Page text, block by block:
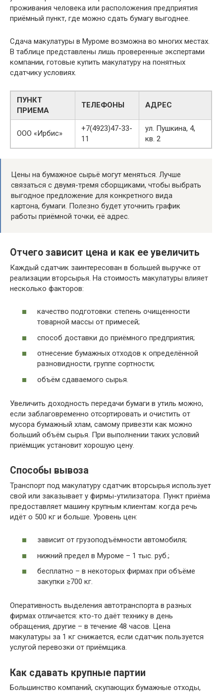
проживания человека или расположения предприятия
приёмный пункт, где можно сдать бумагу выгоднее.
Сдача макулатуры в Муроме возможна во многих местах.
В таблице представлены лишь проверенные экспертами
компании, готовые купить макулатуру на понятных
сдатчику условиях.
ПУНКТ
ПРИЕМА
ТЕЛЕФОНЫ АДРЕС
ООО «Ирбис»
+7(4923)47-33-
11
ул. Пушкина, 4,
кв. 2
Цены на бумажное сырьё могут меняться. Лучше
связаться с двумя-тремя сборщиками, чтобы выбрать
выгодное предложение для конкретного вида
картона, бумаги. Полезно будет уточнить график
работы приёмной точки, её адрес.
Отчего зависит цена и как ее увеличить
Каждый сдатчик заинтересован в большей выручке от
реализации вторсырья. На стоимость макулатуры влияет
несколько факторов:
качество подготовки: степень очищенности
товарной массы от примесей;
способ доставки до приёмного предприятия;
отнесение бумажных отходов к определённой
разновидности, группе сортности;
объём сдаваемого сырья.
Увеличить доходность передачи бумаги в утиль можно,
если заблаговременно отсортировать и очистить от
мусора бумажный хлам, самому привезти как можно
больший объём сырья. При выполнении таких условий
приёмщик установит хорошую цену.
Способы вывоза
Транспорт под макулатуру сдатчик вторсырья использует
свой или заказывает у фирмы-утилизатора. Пункт приёма
предоставляет машину крупным клиентам: когда речь
идёт о 500 кг и больше. Уровень цен:
зависит от грузоподъёмности автомобиля;
нижний предел в Муроме – 1 тыс. руб.;
бесплатно – в некоторых фирмах при объёме
закупки ≥700 кг.
Оперативность выделения автотранспорта в разных
фирмах отличается: кто-то даёт технику в день
обращения, другие – в течение 48 часов. Цена
макулатуры за 1 кг снижается, если сдатчик пользуется
услугой перевозки от приёмщика.
Как сдавать крупные партии
Большинство компаний, скупающих бумажные отходы,